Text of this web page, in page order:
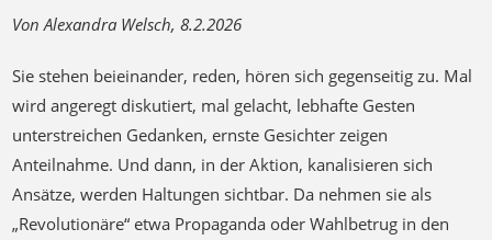
Von Alexandra Welsch, 8.2.2026
Sie stehen beieinander, reden, hören sich gegenseitig zu. Mal
wird angeregt diskutiert, mal gelacht, lebhafte Gesten
unterstreichen Gedanken, ernste Gesichter zeigen
Anteilnahme. Und dann, in der Aktion, kanalisieren sich
Ansätze, werden Haltungen sichtbar. Da nehmen sie als
„Revolutionäre“ etwa Propaganda oder Wahlbetrug in den